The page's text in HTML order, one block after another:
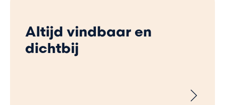
Altijd vindbaar en
dichtbij